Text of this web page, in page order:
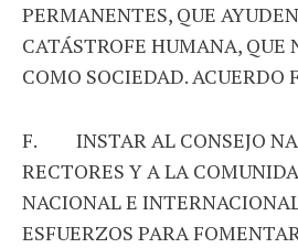
PERMANENTES, QUE
CATÁSTROFE HUMANA, QUE
COMO SOCIEDAD. ACUERDO
F. INSTAR AL CONSEJO
RECTORES Y A LA
NACIONAL E
ESFUERZOS PARA